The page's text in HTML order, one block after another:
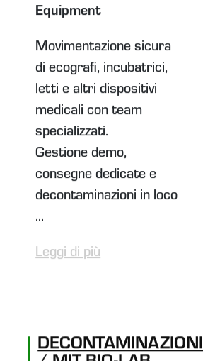
Equipment
Movimentazione sicura
di ecografi, incubatrici,
letti e altri dispositivi
medicali con team
specializzati.
Gestione demo,
consegne dedicate e
decontaminazioni in loco
...
Leggi di più
DECONTAMINAZIONI